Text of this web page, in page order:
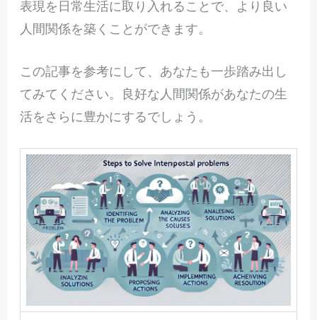
表現を日常生活に取り入れることで、より良い
人間関係を築くことができます。
この記事を参考にして、あなたも一歩踏み出し
てみてください。良好な人間関係があなたの生
活をさらに豊かにするでしょう。